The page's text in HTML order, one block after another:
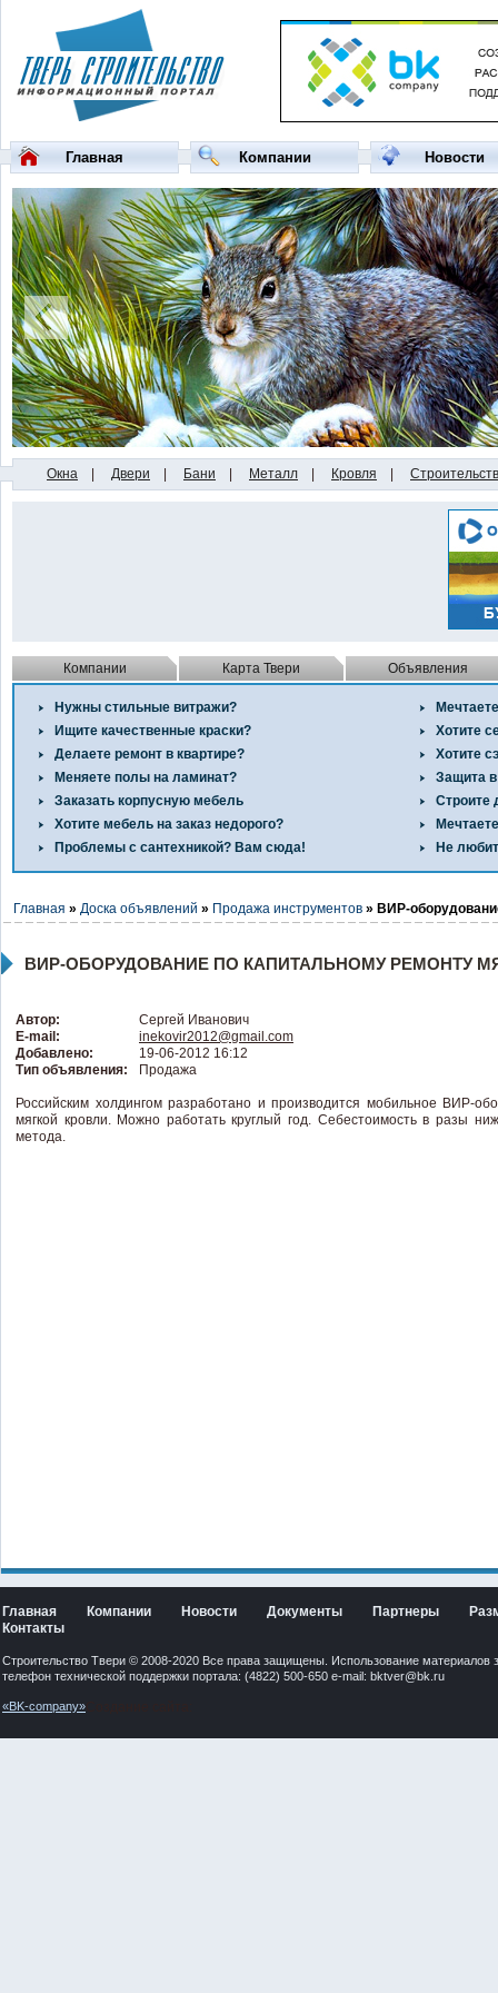
Главная Компании Новости
Окна Двери Бани Металл Кровля
Компании Карта Твери Объявления
Нужны стильные витражи?
Ищите качественные краски?
Делаете ремонт в квартире?
Меняете полы на ламинат?
Заказать корпусную мебель
Хотите мебель на заказ недорого?
Проблемы с сантехникой? Вам сюда!
Хотите
Хотите
Защита
Строите
Не
Главная » Доска объявлений » Продажа инструментов » ВИР-
ВИР-ОБОРУДОВАНИЕ ПО КАПИТАЛЬНОМУ РЕМОНТУ
Автор:
Сергей Иванович
E-mail:
inekovir2012@gmail.com
Добавлено:
19-06-2012 16:12
Тип объявления:
Продажа
Российским холдингом разработано и производится мобильное ВИР-
мягкой кровли. Можно работать круглый год. Себестоимость в разы
метода.
Главная Компании Новости Документы Партнеры
Контакты
Строительство Твери © 2008-2020 Все права защищены. Использование материалов
телефон технической поддержки портала: (4822) 500-650 e-mail: bktver@bk.ru
«BK-company»